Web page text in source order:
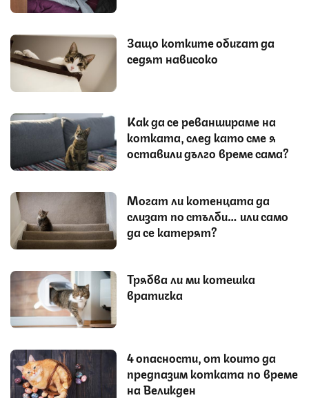
Защо котките обичат да
седят нависоко
Как да се реваншираме на
котката, след като сме я
оставили дълго време сама?
Могат ли котенцата да
слизат по стълби… или само
да се катерят?
Трябва ли ми котешка
вратичка
4 опасности, от които да
предпазим котката по време
на Великден